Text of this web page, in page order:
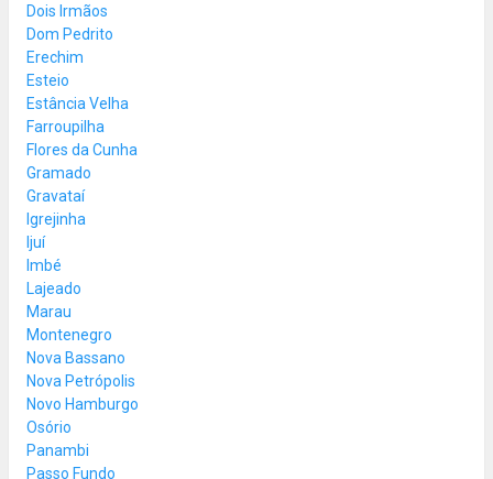
Dois Irmãos
Dom Pedrito
Erechim
Esteio
Estância Velha
Farroupilha
Flores da Cunha
Gramado
Gravataí
Igrejinha
Ijuí
Imbé
Lajeado
Marau
Montenegro
Nova Bassano
Nova Petrópolis
Novo Hamburgo
Osório
Panambi
Passo Fundo